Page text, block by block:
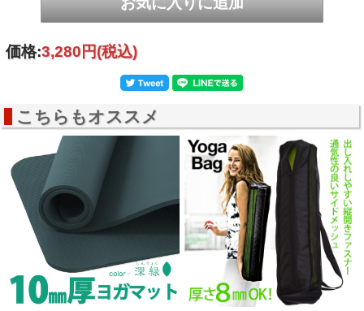
〇厚手で弾力性のあるNBR素材のピラティスマットです。
〇クッション性が高いため、フローリングでも膝や肘が痛く
ならず、快適にストレッチやトレーニングができます。
〇すべりにくく運動がしやすいマットで、ポーズが安定しま
〇軽量で耐久性のあるNBR製のため、丈夫さと持ち運びや
すさが両立しています。
〇キャリーストラップ付きで、収納や持ち運びに便利です。
落ち着いたアースカラーのマットです。
価格:3,280円(税込)
こちらもオススメ